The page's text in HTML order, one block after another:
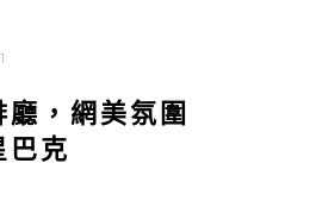
，網美氛圍
巴克